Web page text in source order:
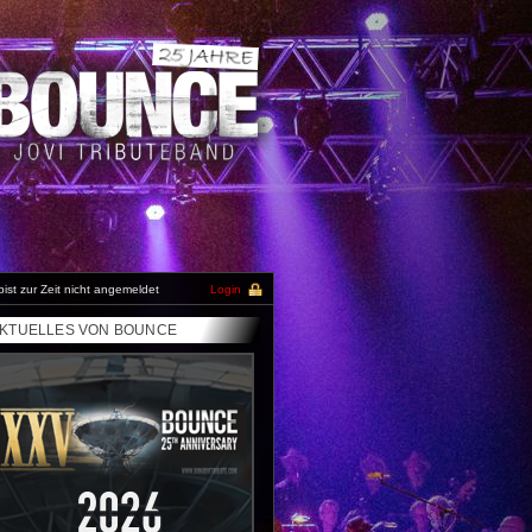
zur Zeit nicht angemeldet Login
VON BOUNCE